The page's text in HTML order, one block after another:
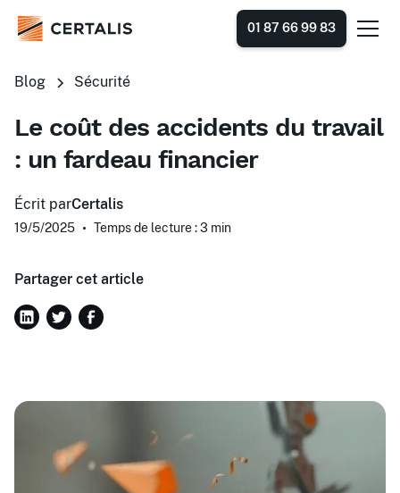
01 87 66 99 83
Blog Sécurité
Le coût des accidents du travail
: un fardeau financier
Écrit parCertalis
19/5/2025 • Temps de lecture : 3 min
Partager cet article